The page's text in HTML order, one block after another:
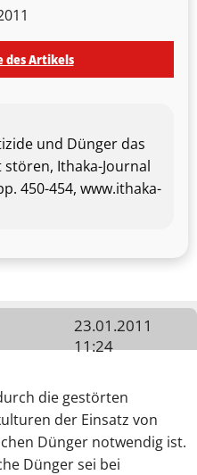
des Artikels
und Dünger das
Ithaka-Journal
450-454, www.ithaka-
23.01.2011
11:24
die gestörten
der Einsatz von
Dünger notwendig ist.
Dünger sei bei